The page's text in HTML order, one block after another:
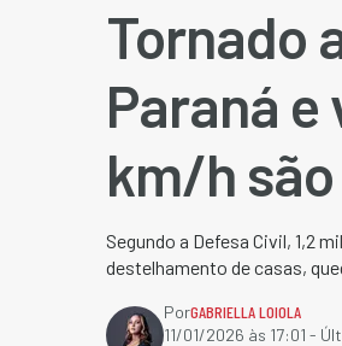
Tornado
Paraná e
km/h
Segundo a Defesa Civil, 1,2
destelhamento de casas,
PorGABRIELLA LOIOLA
11/01/2026 às 17:01 -